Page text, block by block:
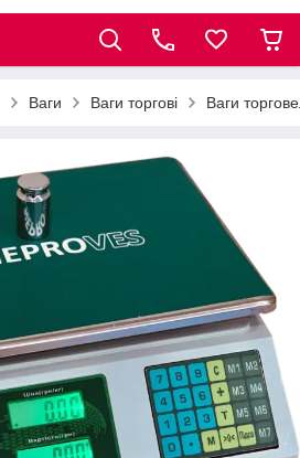
Ваги Ваги торгові Ваги